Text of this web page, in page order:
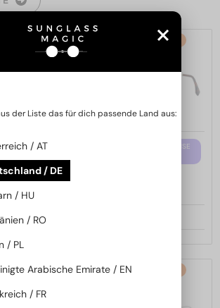
-15%
MIT EINER EINSTÄRKENGLASLINSE
-15% 2-4 WERKTAGE
der Liste das für dich passende Land aus:
/ AT
/ DE
/ HU
/ RO
/ PL
Arabische Emirate / EN
/ FR